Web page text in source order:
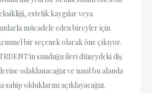
estetik kaygılar veya
mücadele eden bireyler için
bir seçenek olarak öne çıkıyor.
sunduğu ileri düzeydeki diş
odaklanacağız ve nasıl bu alanda
olduklarını açıklayacağız.